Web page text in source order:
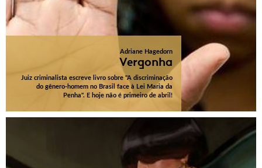
Adriane Hagedorn
Vergonha
Juiz criminalista escreve livro sobre "A discriminação
do gênero-homem no Brasil face à Lei Maria da
Penha". E hoje não é primeiro de abril!